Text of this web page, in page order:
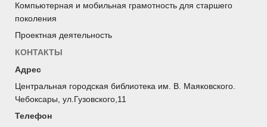
Компьютерная и мобильная грамотность для старшего
поколения
Проектная деятельность
КОНТАКТЫ
Адрес
Центральная городская библиотека им. В. Маяковского.
Чебоксары, ул.Гузовского,11
Телефон